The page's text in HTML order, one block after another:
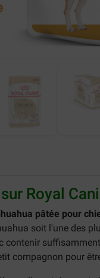
Royal
pâtée pour
soit l'une des
compagnon pour